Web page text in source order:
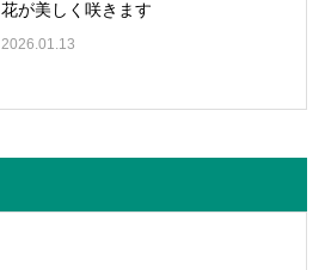
花が美しく咲きます
2026.01.13